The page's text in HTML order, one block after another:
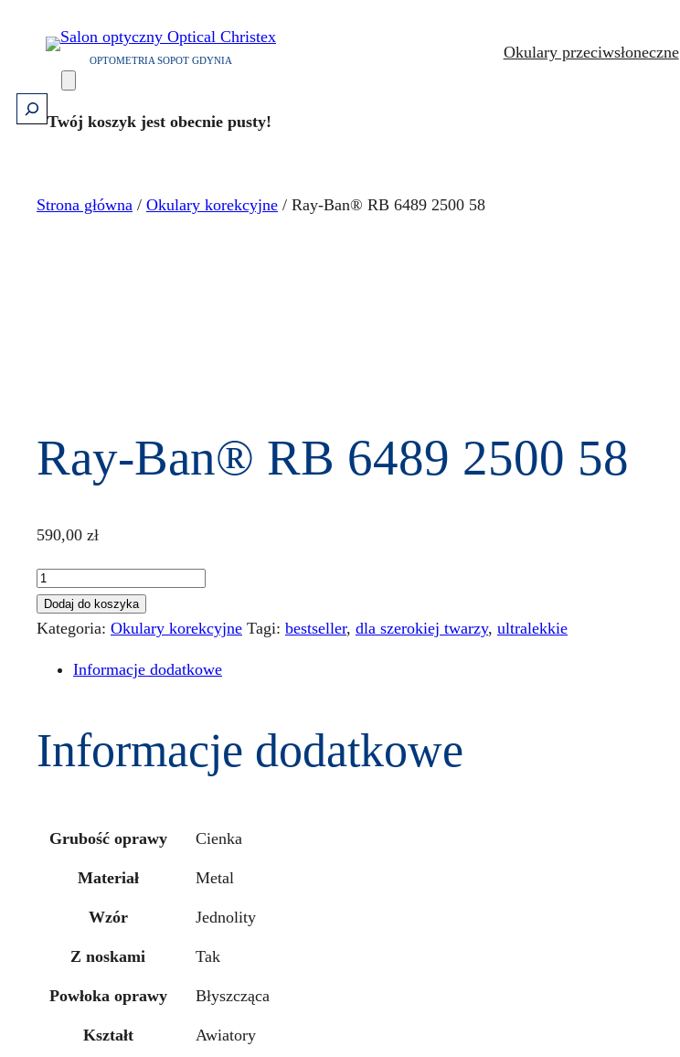
OPTOMETRIA SOPOT GDYNIA Okulary przeciwsłoneczne
Szukaj
Twój koszyk jest obecnie pusty!
Strona główna / Okulary korekcyjne / Ray-Ban® RB 6489 2500 58
Ray-Ban® RB 6489 2500 58
590,00 zł
ilość
Ray-
Ban®
6489
Dodaj do koszyka
Kategoria: Okulary korekcyjne Tagi: bestseller, dla szerokiej twarzy, ultralekkie
Informacje dodatkowe
Informacje dodatkowe
Grubość oprawy Cienka
Materiał Metal
Wzór Jednolity
Z noskami Tak
Powłoka oprawy Błyszcząca
Kształt Awiatory